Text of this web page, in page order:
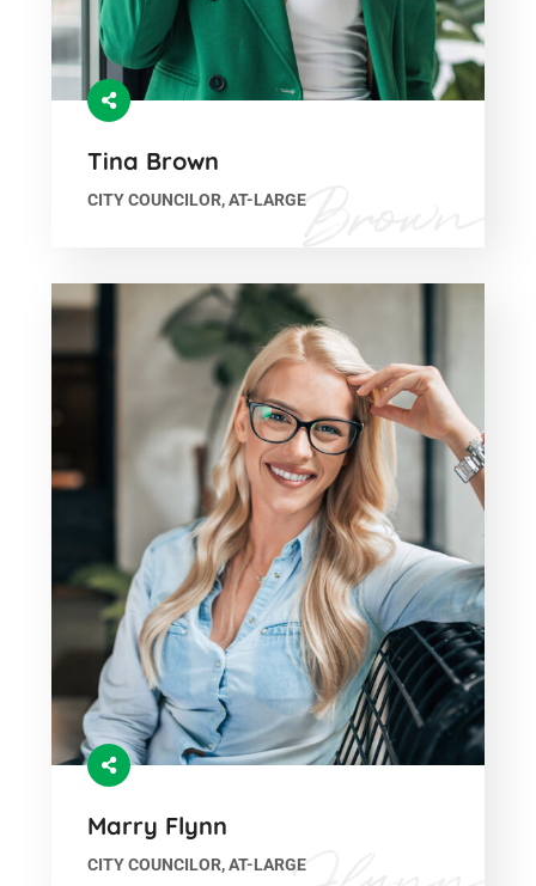
Tina Brown
CITY COUNCILOR, AT-LARGE
Marry Flynn
CITY COUNCILOR, AT-LARGE